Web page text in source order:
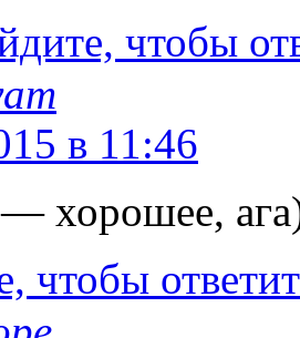
чтобы
в 11:46
хорошее,
чтобы